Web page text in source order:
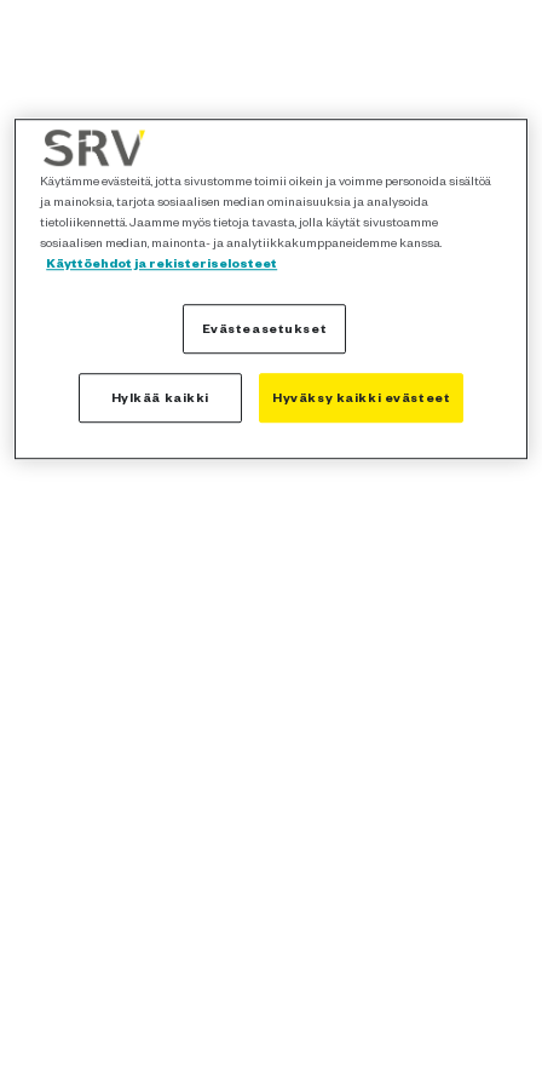
Käytämme evästeitä, jotta sivustomme toimii oikein ja voimme personoida sisältöä
ja mainoksia, tarjota sosiaalisen median ominaisuuksia ja analysoida
tietoliikennettä. Jaamme myös tietoja tavasta, jolla käytät sivustoamme
sosiaalisen median, mainonta- ja analytiikkakumppaneidemme kanssa.
Käyttöehdot ja rekisteriselosteet
Evästeasetukset
Hylkää kaikki Hyväksy kaikki evästeet